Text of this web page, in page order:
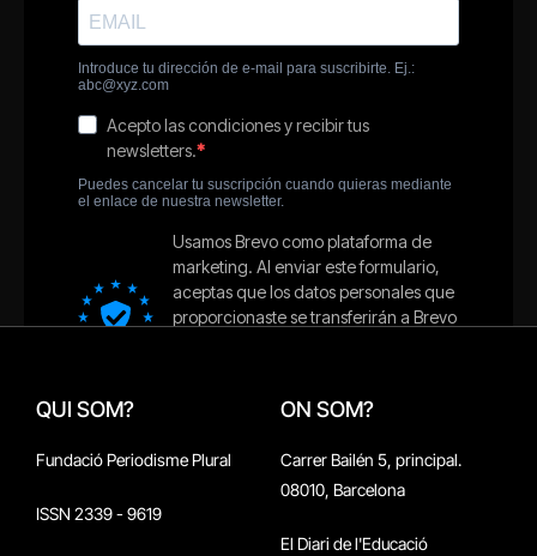
QUI SOM?
Fundació Periodisme Plural
ISSN 2339 - 9619
ON SOM?
Carrer Bailén 5, principal.
08010, Barcelona
El Diari de l'Educació